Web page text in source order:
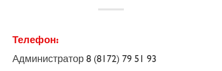
Телефон:
Администратор 8 (8172) 79 51 93